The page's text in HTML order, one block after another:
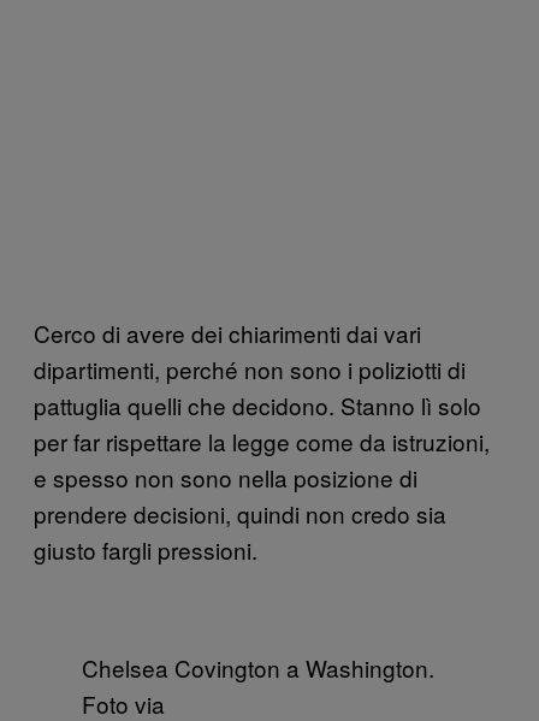
Cerco di avere dei chiarimenti dai vari
dipartimenti, perché non sono i poliziotti di
pattuglia quelli che decidono. Stanno lì solo
per far rispettare la legge come da istruzioni,
e spesso non sono nella posizione di
prendere decisioni, quindi non credo sia
giusto fargli pressioni.
Chelsea Covington a Washington.
Foto via